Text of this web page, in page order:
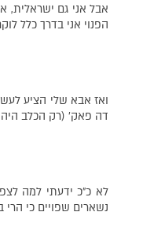
אבל אני גם ישראלית,
הפנוי אני בדרך כלל
ואז אבא שלי הציע
דה פאק׳ (רק הכלב היה
נשארים שפויים כי הרי